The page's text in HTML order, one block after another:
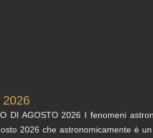
2026
DI AGOSTO 2026 I fenomeni
2026 che astronomicamente è